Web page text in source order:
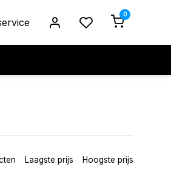
0
Laagste prijs Hoogste prijs